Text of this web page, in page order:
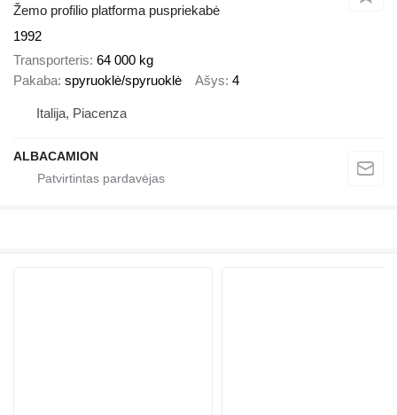
Žemo profilio platforma puspriekabė
1992
Transporteris 64 000 kg
Pakaba spyruoklė/spyruoklė Ašys 4
Italija, Piacenza
ALBACAMION